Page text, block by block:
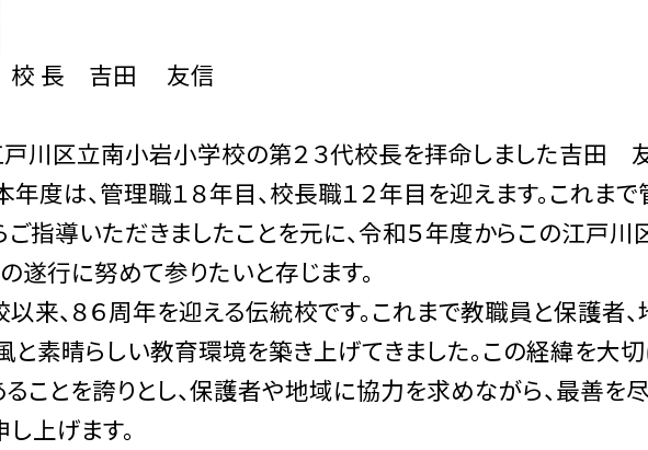
校 長 吉田 友信
戸川区立南小岩小学校の第２３代校長を拝命しました吉田
度は、管理職１８年目、校長職１２年目を迎えます。これま
ご指導いただきましたことを元に、令和５年度からこの江戸川
行に努めて参りたいと存じます。
来、８６周年を迎える伝統校です。これまで教職員と保護者
素晴らしい教育環境を築き上げてきました。この経緯を大切
ことを誇りとし、保護者や地域に協力を求めながら、最善を
上げます。